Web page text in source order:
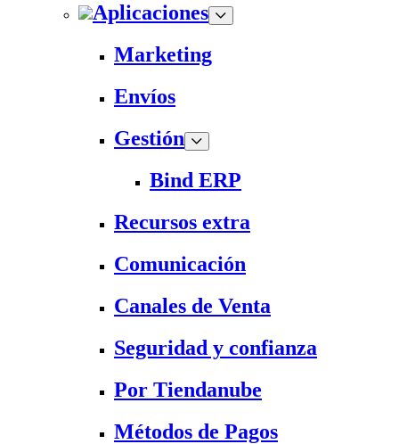
Aplicaciones
Marketing
Envíos
Gestión
Bind ERP
Recursos extra
Comunicación
Canales de Venta
Seguridad y confianza
Por Tiendanube
Métodos de Pagos